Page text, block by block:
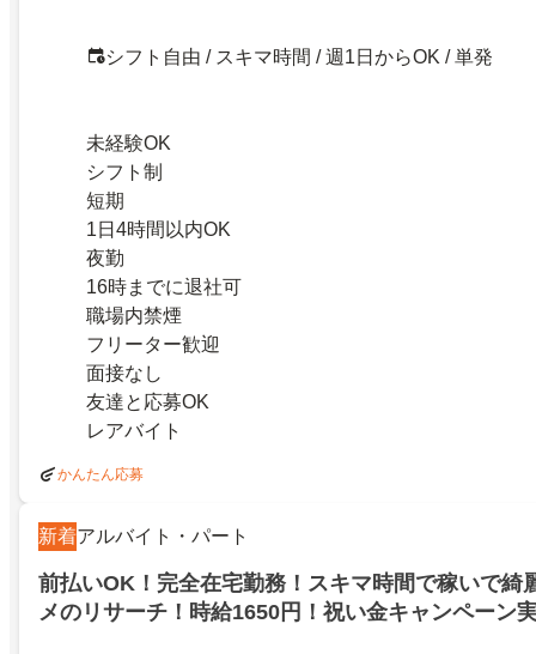
シフト自由 / スキマ時間 / 週1日からOK / 単発
未経験OK
シフト制
短期
1日4時間以内OK
夜勤
16時までに退社可
職場内禁煙
フリーター歓迎
面接なし
友達と応募OK
レアバイト
かんたん応募
新着アルバイト・パート
前払いOK！完全在宅勤務！スキマ時間で稼いで綺
メのリサーチ！時給1650円！祝い金キャンペーン